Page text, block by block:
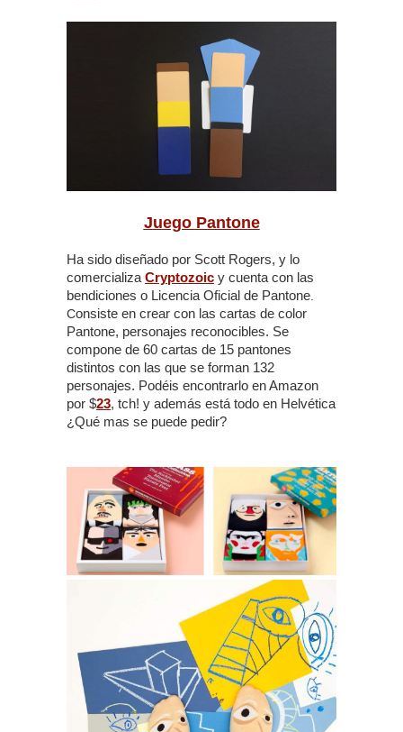
Juego Pantone
Ha sido diseñado por Scott Rogers, y lo
comercializa Cryptozoic y cuenta con las
bendiciones o Licencia Oficial de Pantone
Consiste en crear con las cartas de color
Pantone, personajes reconocibles. Se
compone de 60 cartas de 15 pantones
distintos con las que se forman 132
personajes. Podéis encontrarlo en Amazon
por $23, tch! y además está todo en Helvética
¿Qué mas se puede pedir?